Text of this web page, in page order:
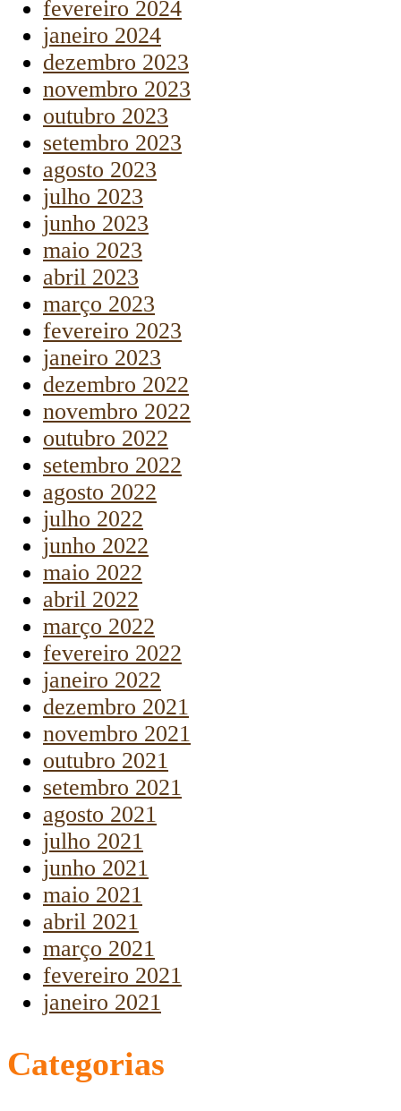
fevereiro 2024
janeiro 2024
dezembro 2023
novembro 2023
outubro 2023
setembro 2023
agosto 2023
julho 2023
junho 2023
maio 2023
abril 2023
março 2023
fevereiro 2023
janeiro 2023
dezembro 2022
novembro 2022
outubro 2022
setembro 2022
agosto 2022
julho 2022
junho 2022
maio 2022
abril 2022
março 2022
fevereiro 2022
janeiro 2022
dezembro 2021
novembro 2021
outubro 2021
setembro 2021
agosto 2021
julho 2021
junho 2021
maio 2021
abril 2021
março 2021
fevereiro 2021
janeiro 2021
Categorias